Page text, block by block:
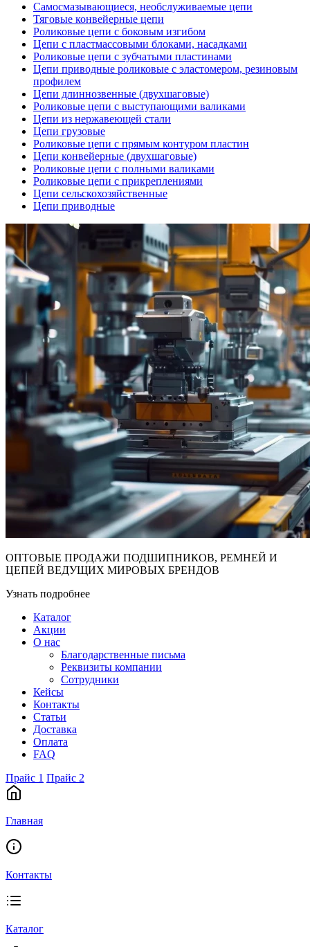
Самосмазывающиеся, необслуживаемые цепи
Тяговые конвейерные цепи
Роликовые цепи с боковым изгибом
Цепи с пластмассовыми блоками, насадками
Роликовые цепи с зубчатыми пластинами
Цепи приводные роликовые с эластомером, резиновым
профилем
Цепи длиннозвенные (двухшаговые)
Роликовые цепи с выступающими валиками
Цепи из нержавеющей стали
Цепи грузовые
Роликовые цепи с прямым контуром пластин
Цепи конвейерные (двухшаговые)
Роликовые цепи с полными валиками
Роликовые цепи с прикреплениями
Цепи сельскохозяйственные
Цепи приводные
ОПТОВЫЕ ПРОДАЖИ ПОДШИПНИКОВ, РЕМНЕЙ И
ЦЕПЕЙ ВЕДУЩИХ МИРОВЫХ БРЕНДОВ
Узнать подробнее
Каталог
Акции
О нас
Благодарственные письма
Реквизиты компании
Сотрудники
Кейсы
Контакты
Статьи
Доставка
Оплата
FAQ
Прайс 1 Прайс 2
Главная
Контакты
Каталог